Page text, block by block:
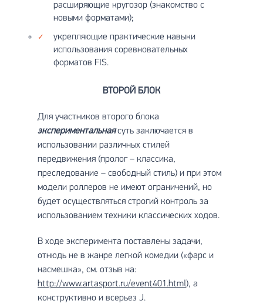
расширяющие кругозор (знакомство с
новыми форматами);
укрепляющие практические навыки
использования соревновательных
форматов FIS.
ВТОРОЙ БЛОК
Для участников второго блока
экспериментальнаясуть заключается в
использовании различных стилей
передвижения (пролог – классика,
преследование – свободный стиль) и при этом
модели роллеров не имеют ограничений, но
будет осуществляться строгий контроль за
использованием техники классических ходов.
В ходе эксперимента поставлены задачи,
отнюдь не в жанре легкой комедии («фарс и
насмешка», см. отзыв на:
http://www.artasport.ru/event401.html), а
конструктивно и всерьез J.